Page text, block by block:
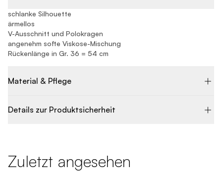
schlanke Silhouette
ärmellos
V-Ausschnitt und Polokragen
angenehm softe Viskose-Mischung
Rückenlänge in Gr. 36 = 54 cm
Material & Pflege
Details zur Produktsicherheit
Zuletzt angesehen